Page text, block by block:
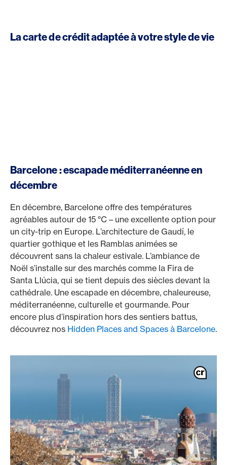
La carte de crédit adaptée à votre style de vie
Barcelone : escapade méditerranéenne en
décembre
En décembre, Barcelone offre des températures
agréables autour de 15 °C – une excellente option pour
un city-trip en Europe. L’architecture de Gaudí, le
quartier gothique et les Ramblas animées se
découvrent sans la chaleur estivale. L’ambiance de
Noël s’installe sur des marchés comme la Fira de
Santa Llúcia, qui se tient depuis des siècles devant la
cathédrale. Une escapade en décembre, chaleureuse,
méditerranéenne, culturelle et gourmande. Pour
encore plus d’inspiration hors des sentiers battus,
découvrez nos Hidden Places and Spaces à Barcelone.